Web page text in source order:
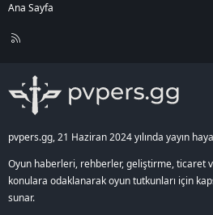
Ana Sayfa
R
pvpers.gg, 21 Haziran 2024 yılında yayın
Oyun haberleri, rehberler, geliştirme, ticaret
konulara odaklanarak oyun tutkunları için
sunar.